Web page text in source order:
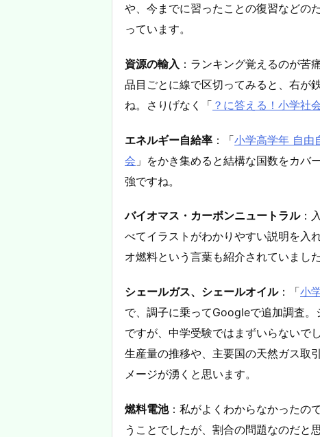
や、今までに習ったことの復習などの
っています。
資源の輸入 ：ランキング覚えるのが苦
品目ごとに線で区切ってみると、右が
ね。さりげなく「 ？に答える！小学社
エネルギー自給率 ：「小学高学年 自由
会 」をかき集めると結構な国数をカバ
強ですね。
バイオマス・カーボンニュートラル：
べてイラストがわかりやすい説明を入
オ燃料という言葉も紹介されていました
シェールガス、シェールオイル：「小
で、調子に乗ってGoogleで追加調査
ですが、中学受験ではまずいらないで
生産量の推移や、主要国の天然ガス取
メージが湧くと思います。
燃料電池：私がよくわからなかったの
うことでしたが、割合の問題なのだと